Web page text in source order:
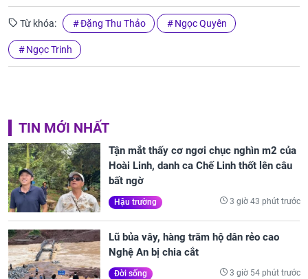
Từ khóa: Đặng Thu Thảo Ngọc Quyên
Ngọc Trinh
TIN MỚI NHẤT
Tận mắt thấy cơ ngơi chục nghìn m2 của
Hoài Linh, danh ca Chế Linh thốt lên câu
bất ngờ
Hậu trường 3 giờ 43 phút trước
Lũ bủa vây, hàng trăm hộ dân rẻo cao
Nghệ An bị chia cắt
Đời sống 3 giờ 54 phút trước